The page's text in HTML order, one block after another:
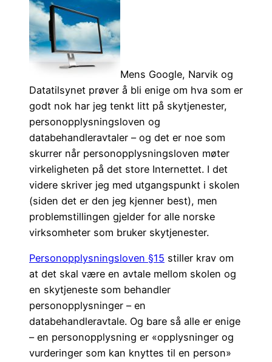
Mens Google, Narvik og
Datatilsynet prøver å bli enige om hva som er
godt nok har jeg tenkt litt på skytjenester,
personopplysningsloven og
databehandleravtaler – og det er noe som
skurrer når personopplysningsloven møter
virkeligheten på det store Internettet. I det
videre skriver jeg med utgangspunkt i skolen
(siden det er den jeg kjenner best), men
problemstillingen gjelder for alle norske
virksomheter som bruker skytjenester.
Personopplysningsloven §15 stiller krav om
at det skal være en avtale mellom skolen og
en skytjeneste som behandler
personopplysninger – en
databehandleravtale. Og bare så alle er enige
– en personopplysning er «opplysninger og
vurderinger som kan knyttes til en person»